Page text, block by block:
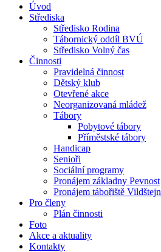
Úvod
Střediska
Středisko Rodina
Tábornický oddíl BVÚ
Středisko Volný čas
Činnosti
Pravidelná činnost
Dětský klub
Otevřené akce
Neorganizovaná mládež
Tábory
Pobytové tábory
Příměstské tábory
Handicap
Senioři
Sociální programy
Pronájem základny Pevnost
Pronájem tábořiště Vildštejn
Pro členy
Plán činnosti
Foto
Akce a aktuality
Kontakty